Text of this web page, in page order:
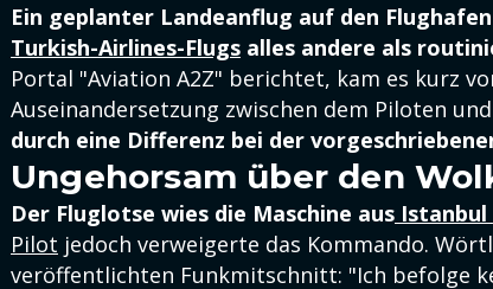
Ein geplanter Landeanflug auf den
Turkish-Airlines-Flugs alles andere als
Portal "Aviation A2Z" berichtet, kam es kurz
Auseinandersetzung zwischen dem Piloten
durch eine Differenz bei der
Ungehorsam über den
Der Fluglotse wies die Maschine aus Istanbul
Pilot jedoch verweigerte das Kommando.
veröffentlichten Funkmitschnitt: "Ich befolge